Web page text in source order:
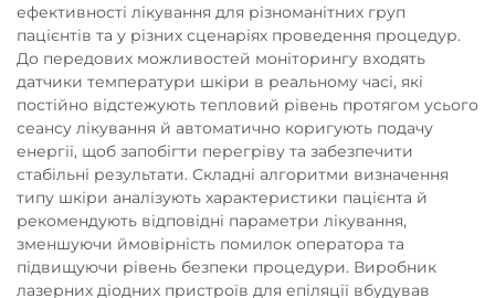
ефективності лікування для різноманітних груп
пацієнтів та у різних сценаріях проведення процедур.
До передових можливостей моніторингу входять
датчики температури шкіри в реальному часі, які
постійно відстежують тепловий рівень протягом усього
сеансу лікування й автоматично коригують подачу
енергії, щоб запобігти перегріву та забезпечити
стабільні результати. Складні алгоритми визначення
типу шкіри аналізують характеристики пацієнта й
рекомендують відповідні параметри лікування,
зменшуючи ймовірність помилок оператора та
підвищуючи рівень безпеки процедури. Виробник
лазерних діодних пристроїв для епіляції вбудував